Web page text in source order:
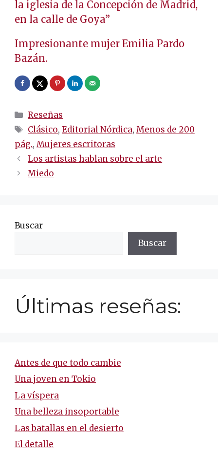
la iglesia de la Concepción de Madrid,
en la calle de Goya”
Impresionante mujer Emilia Pardo
Bazán.
Categorías
Reseñas
Etiquetas
Clásico,Editorial Nórdica,Menos de 200
pág., Mujeres escritoras
Navegación
de
Los artistas hablan sobre el arte
Miedo
Buscar
Buscar
Últimas reseñas:
Antes de que todo cambie
Una joven en Tokio
La víspera
Una belleza insoportable
Las batallas en el desierto
El detalle